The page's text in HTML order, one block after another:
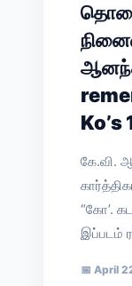
ஆனந்த்
கே.வி.
“கோ’.
இப்படம்
📅 April